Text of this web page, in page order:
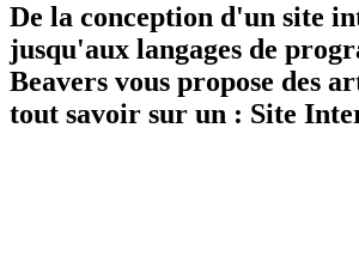
De la conception d'un site
jusqu'aux langages de
Beavers vous propose des
tout savoir sur un : Site